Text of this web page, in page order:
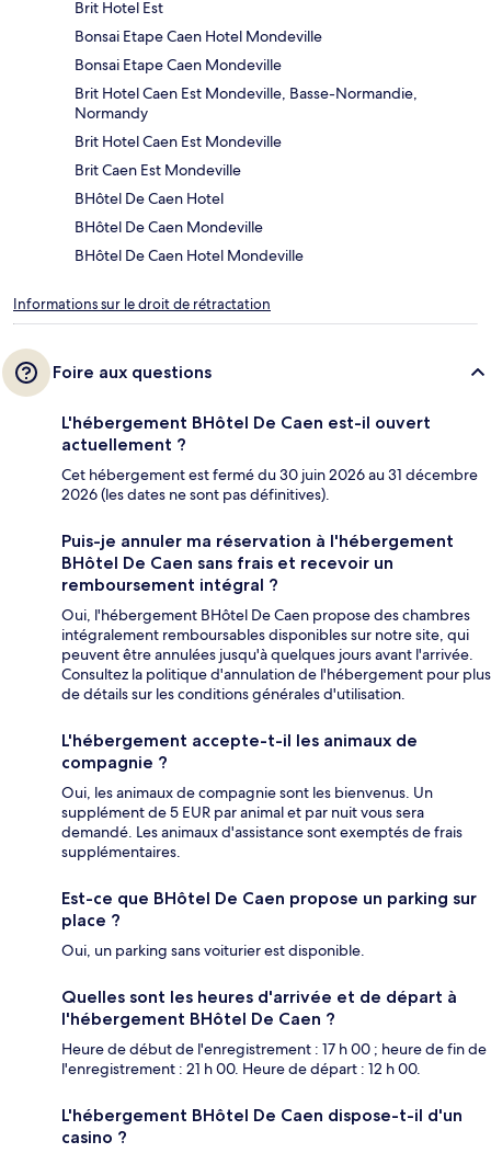
Brit Hotel Est
Bonsai Etape Caen Hotel Mondeville
Bonsai Etape Caen Mondeville
Brit Hotel Caen Est Mondeville, Basse-Normandie,
Normandy
Brit Hotel Caen Est Mondeville
Brit Caen Est Mondeville
BHôtel De Caen Hotel
BHôtel De Caen Mondeville
BHôtel De Caen Hotel Mondeville
Informations sur le droit de rétractation
Foire aux questions
L'hébergement BHôtel De Caen est-il ouvert
actuellement ?
Cet hébergement est fermé du 30 juin 2026 au 31 décembre
2026 (les dates ne sont pas définitives).
Puis-je annuler ma réservation à l'hébergement
BHôtel De Caen sans frais et recevoir un
remboursement intégral ?
Oui, l'hébergement BHôtel De Caen propose des chambres
intégralement remboursables disponibles sur notre site, qui
peuvent être annulées jusqu'à quelques jours avant l'arrivée.
Consultez la politique d'annulation de l'hébergement pour plus
de détails sur les conditions générales d'utilisation.
L'hébergement accepte-t-il les animaux de
compagnie ?
Oui, les animaux de compagnie sont les bienvenus. Un
supplément de 5 EUR par animal et par nuit vous sera
demandé. Les animaux d'assistance sont exemptés de frais
supplémentaires.
Est-ce que BHôtel De Caen propose un parking sur
place ?
Oui, un parking sans voiturier est disponible.
Quelles sont les heures d'arrivée et de départ à
l'hébergement BHôtel De Caen ?
Heure de début de l'enregistrement : 17 h 00 ; heure de fin de
l'enregistrement : 21 h 00. Heure de départ : 12 h 00.
L'hébergement BHôtel De Caen dispose-t-il d'un
casino ?